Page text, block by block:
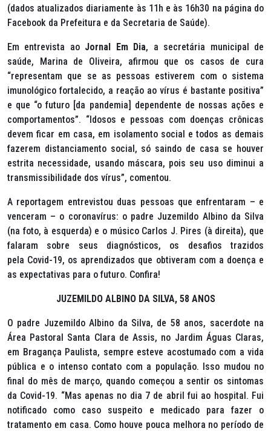
(dados atualizados diariamente às 11h e às 16h30 na página do
Facebook da Prefeitura e da Secretaria de Saúde).
Em entrevista ao Jornal Em Dia, a secretária municipal de
saúde, Marina de Oliveira, afirmou que os casos de cura
“representam que se as pessoas estiverem com o sistema
imunológico fortalecido, a reação ao vírus é bastante positiva”
e que “o futuro [da pandemia] dependente de nossas ações e
comportamentos”. “Idosos e pessoas com doenças crônicas
devem ficar em casa, em isolamento social e todos as demais
fazerem distanciamento social, só saindo de casa se houver
estrita necessidade, usando máscara, pois seu uso diminui a
transmissibilidade dos vírus”, comentou.
A reportagem entrevistou duas pessoas que enfrentaram – e
venceram – o coronavírus: o padre Juzemildo Albino da Silva
(na foto, à esquerda) e o músico Carlos J. Pires (à direita), que
falaram sobre seus diagnósticos, os desafios trazidos
pela Covid-19, os aprendizados que obtiveram com a doença e
as expectativas para o futuro. Confira!
JUZEMILDO ALBINO DA SILVA, 58 ANOS
O padre Juzemildo Albino da Silva, de 58 anos, sacerdote na
Área Pastoral Santa Clara de Assis, no Jardim Águas Claras,
em Bragança Paulista, sempre esteve acostumado com a vida
pública e o intenso contato com a população. Isso mudou no
final do mês de março, quando começou a sentir os sintomas
da Covid-19. “Mas apenas no dia 7 de abril fui ao hospital. Fui
notificado como caso suspeito e medicado para fazer o
tratamento em casa. Como houve pouca melhora no período de